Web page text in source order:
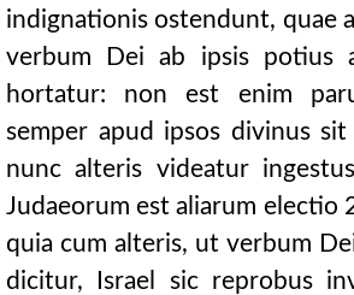
indignationis ostendunt, quae
verbum Dei ab ipsis potius
hortatur: non est enim
semper apud ipsos divinus
nunc alteris videatur
Judaeorum est aliarum electio
quia cum alteris, ut verbum
dicitur, Israel sic reprobus